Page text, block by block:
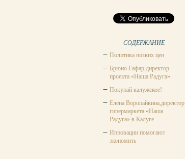
СОДЕРЖАНИЕ
Политика низких цен
Брюно Гафар,директор
проекта «Наша Радуга»
Покупай калужское!
Елена Воропайкина,директор
гипермаркета «Наша
Радуга» в Калуге
Инновации помогают
экономить